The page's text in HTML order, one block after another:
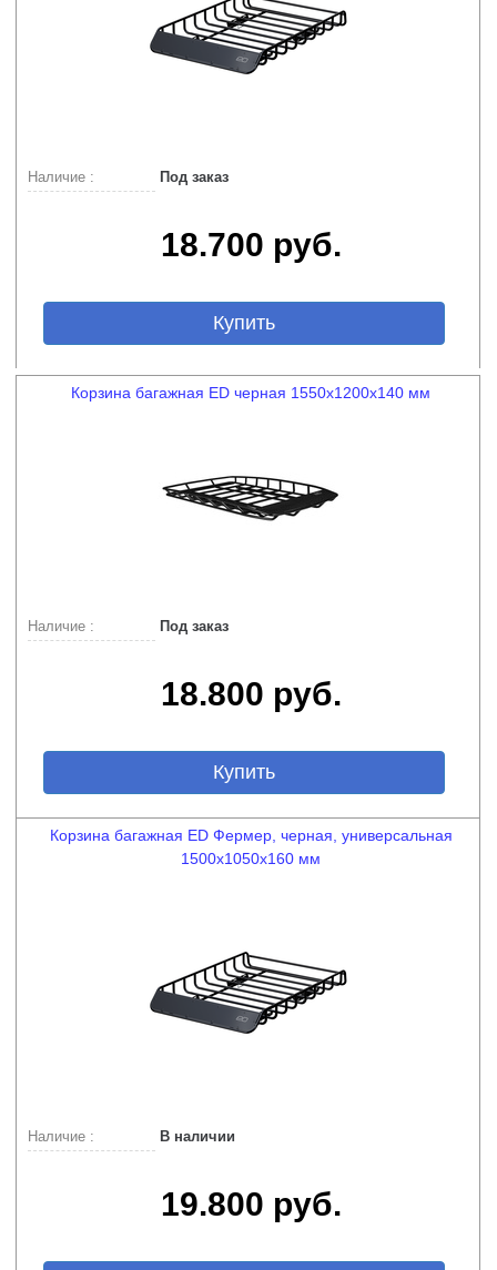
Наличие : Под заказ
18.700 руб.
Купить
Корзина багажная ED черная 1550х1200х140 мм
Наличие : Под заказ
18.800 руб.
Купить
Корзина багажная ED Фермер, черная, универсальная
1500х1050х160 мм
Наличие : В наличии
19.800 руб.